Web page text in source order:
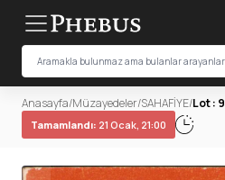
Anasayfa/Müzayedeler/SAHAFİYE/Lot : 9
Tamamlandı: 21 Ocak, 21:00